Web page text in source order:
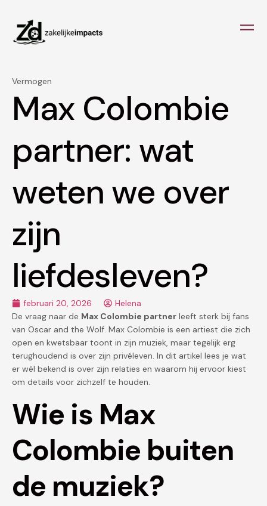
Vermogen
Max Colombie
partner: wat
weten we over
zijn
liefdesleven?
februari 20, 2026
Helena
De vraag naar de Max Colombie partner leeft sterk bij fans
van Oscar and the Wolf. Max Colombie is een artiest die zich
open en kwetsbaar toont in zijn muziek, maar tegelijk erg
terughoudend is over zijn privéleven. In dit artikel lees je wat
er wél bekend is over zijn relaties en waarom hij ervoor kiest
om details voor zichzelf te houden.
Wie is Max
Colombie buiten
de muziek?